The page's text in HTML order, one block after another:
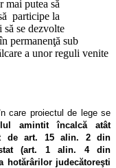
mai putea să
participe la
să se dezvolte
permanenţă sub
a unor reguli venite
care proiectul de lege se
amintit încalcă atât
de art. 15 alin. 2 din
stat (art. 1 alin. 4 din
hotărârilor judecătoreşti